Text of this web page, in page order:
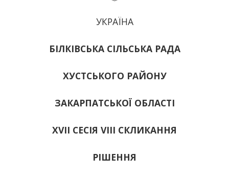
УКРАЇНА
БІЛКІВСЬКА СІЛЬСЬКА РАДА
ХУСТСЬКОГО РАЙОНУ
ЗАКАРПАТСЬКОЇ ОБЛАСТІ
ХVІІ СЕСІЯ VIII СКЛИКАННЯ
РІШЕННЯ